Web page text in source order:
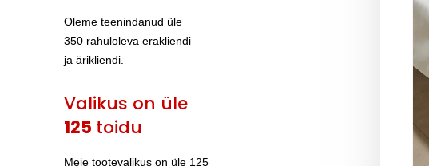
Oleme teenindanud üle
350 rahuloleva erakliendi
ja ärikliendi.
Valikus on üle
125 toidu
Meie tootevalikus on üle 125